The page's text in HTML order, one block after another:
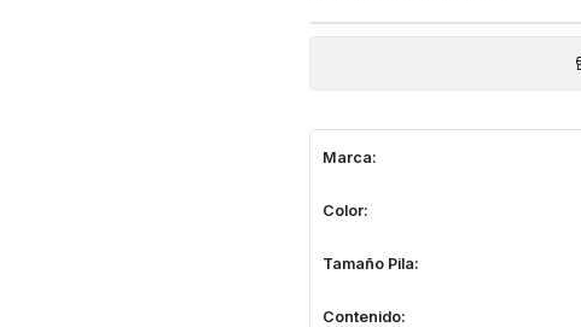
Marca:
Color:
Tamaño Pila:
Contenido: